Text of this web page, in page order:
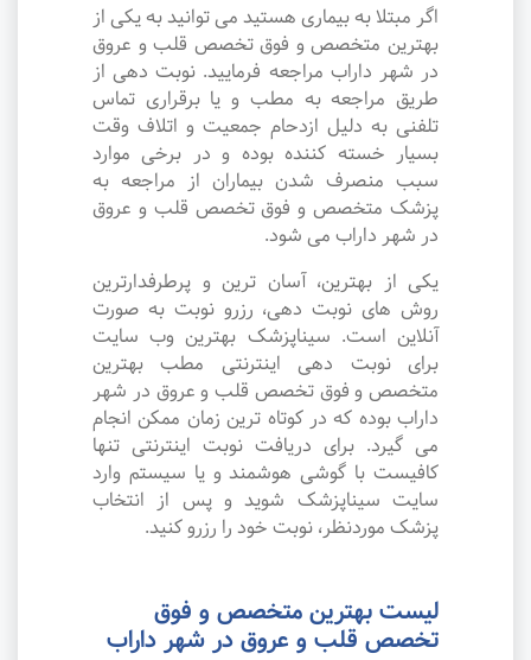
اگر مبتلا به بیماری هستید می توانید به یکی از
بهترین متخصص و فوق تخصص قلب و عروق
در شهر داراب مراجعه فرمایید. نوبت دهی از
طریق مراجعه به مطب و یا برقراری تماس
تلفنی به دلیل ازدحام جمعیت و اتلاف وقت
بسیار خسته کننده بوده و در برخی موارد
سبب منصرف شدن بیماران از مراجعه به
پزشک متخصص و فوق تخصص قلب و عروق
در شهر داراب می شود.
یکی از بهترین، آسان ترین و پرطرفدارترین
روش های نوبت دهی، رزرو نوبت به صورت
آنلاین است. سیناپزشک بهترین وب سایت
برای نوبت دهی اینترنتی مطب بهترین
متخصص و فوق تخصص قلب و عروق در شهر
داراب بوده که در کوتاه ترین زمان ممکن انجام
می گیرد. برای دریافت نوبت اینترنتی تنها
کافیست با گوشی هوشمند و یا سیستم وارد
سایت سیناپزشک شوید و پس از انتخاب
پزشک موردنظر، نوبت خود را رزرو کنید.
لیست بهترین متخصص و فوق
تخصص قلب و عروق در شهر داراب